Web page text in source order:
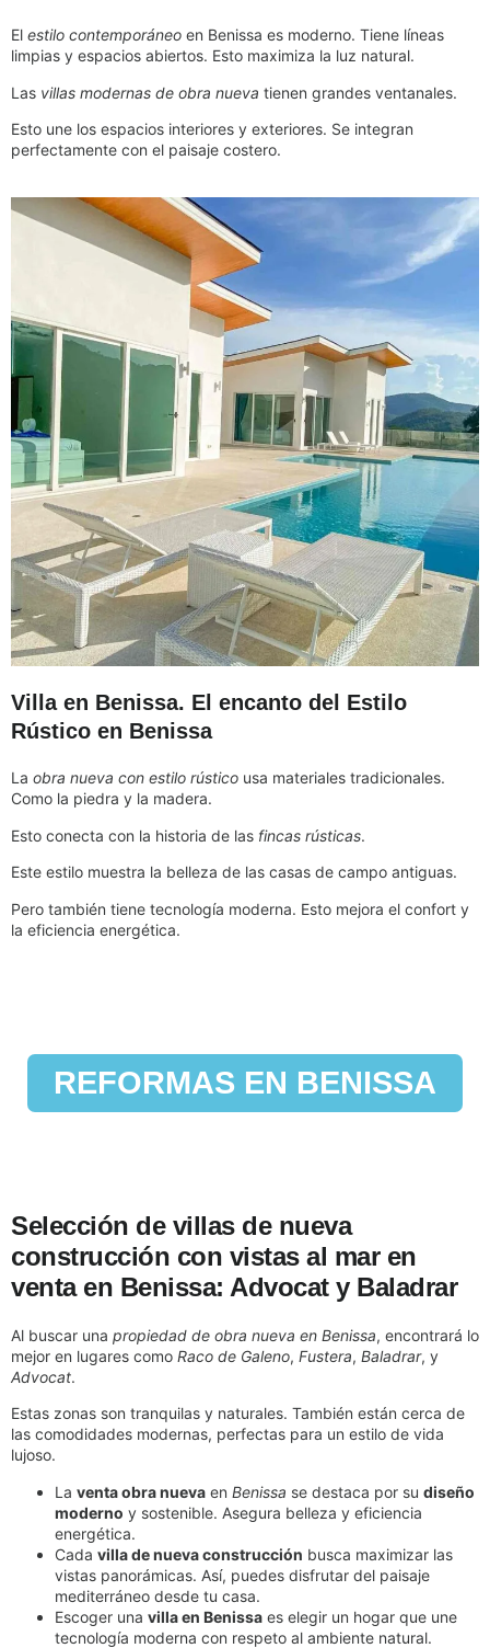
El estilo contemporáneo en Benissa es moderno. Tiene líneas
limpias y espacios abiertos. Esto maximiza la luz natural.
Las villas modernas de obra nueva tienen grandes ventanales.
Esto une los espacios interiores y exteriores. Se integran
perfectamente con el paisaje costero.
Villa en Benissa. El encanto del Estilo
Rústico en Benissa
La obra nueva con estilo rústico usa materiales tradicionales.
Como la piedra y la madera.
Esto conecta con la historia de las fincas rústicas.
Este estilo muestra la belleza de las casas de campo antiguas.
Pero también tiene tecnología moderna. Esto mejora el confort y
la eficiencia energética.
REFORMAS EN BENISSA
Selección de villas de nueva
construcción con vistas al mar en
venta en Benissa: Advocat y Baladrar
Al buscar una propiedad de obra nueva en Benissa, encontrará lo
mejor en lugares como Raco de Galeno, Fustera, Baladrar, y
Advocat.
Estas zonas son tranquilas y naturales. También están cerca de
las comodidades modernas, perfectas para un estilo de vida
lujoso.
La venta obra nueva en Benissa se destaca por su diseño
moderno y sostenible. Asegura belleza y eficiencia
energética.
Cada villa de nueva construcción busca maximizar las
vistas panorámicas. Así, puedes disfrutar del paisaje
mediterráneo desde tu casa.
Escoger una villa en Benissa es elegir un hogar que une
tecnología moderna con respeto al ambiente natural.